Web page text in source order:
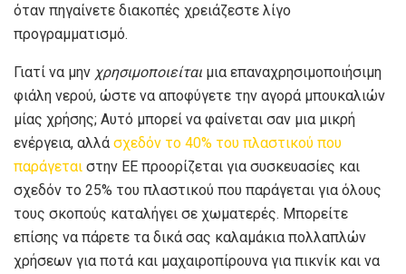
όταν πηγαίνετε διακοπές χρειάζεστε λίγο
προγραμματισμό.
Γιατί να μην χρησιμοποιείται μια επαναχρησιμοποιήσιμη
φιάλη νερού, ώστε να αποφύγετε την αγορά μπουκαλιών
μίας χρήσης; Αυτό μπορεί να φαίνεται σαν μια μικρή
ενέργεια, αλλά σχεδόν το 40% του πλαστικού που
παράγεται στην ΕΕ προορίζεται για συσκευασίες και
σχεδόν το 25% του πλαστικού που παράγεται για όλους
τους σκοπούς καταλήγει σε χωματερές. Μπορείτε
επίσης να πάρετε τα δικά σας καλαμάκια πολλαπλών
χρήσεων για ποτά και μαχαιροπίρουνα για πικνίκ και να